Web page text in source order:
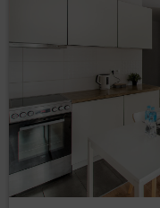
Gościa/
Konta